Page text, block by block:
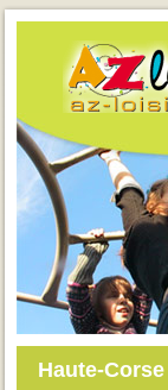
Haute-Corse